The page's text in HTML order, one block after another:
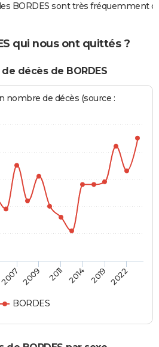
BORDES sont très fréquemment
qui nous ont quittés ?
décès de BORDES
nombre de décès (source :
BORDES
2007 2009 2011 2014 2019 2022